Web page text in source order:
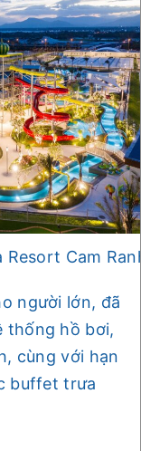
Resort Cam
người lớn, đã
thống hồ bơi,
cùng với hạn
buffet trưa